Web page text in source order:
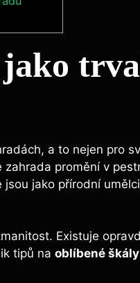
a to nejen pro
promění v
jako přírodní
Existuje
tipů na oblíbené